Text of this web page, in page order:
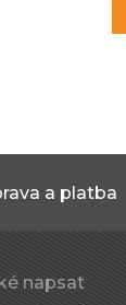
a platba
napsat